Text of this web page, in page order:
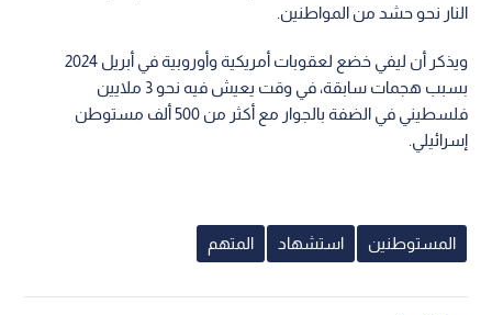
النار نحو حشد من المواطنين.
ويذكر أن ليفي خضع لعقوبات أمريكية وأوروبية في أبريل 2024
بسبب هجمات سابقة، في وقت يعيش فيه نحو 3 ملايين
فلسطيني في الضفة بالجوار مع أكثر من 500 ألف مستوطن
إسرائيلي.
المستوطنين استشهاد المتهم